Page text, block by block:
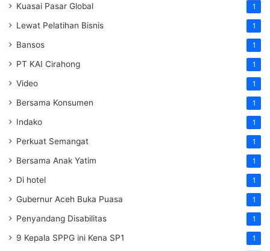
Kuasai Pasar Global 1
Lewat Pelatihan Bisnis 1
Bansos 1
PT KAI Cirahong 1
Video 1
Bersama Konsumen 1
Indako 1
Perkuat Semangat 1
Bersama Anak Yatim 1
Di hotel 1
Gubernur Aceh Buka Puasa 1
Penyandang Disabilitas 1
9 Kepala SPPG ini Kena SP1 1